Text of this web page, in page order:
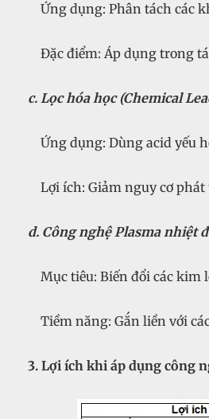
Ứng dụng: Phân tách các
Đặc điểm: Áp dụng trong
c. Lọc hóa học (Chemical
Ứng dụng: Dùng acid yếu
Lợi ích: Giảm nguy cơ
d. Công nghệ Plasma nhiệt
Mục tiêu: Biến đổi các kim
Tiềm năng: Gắn liền với
3. Lợi ích khi áp dụng công